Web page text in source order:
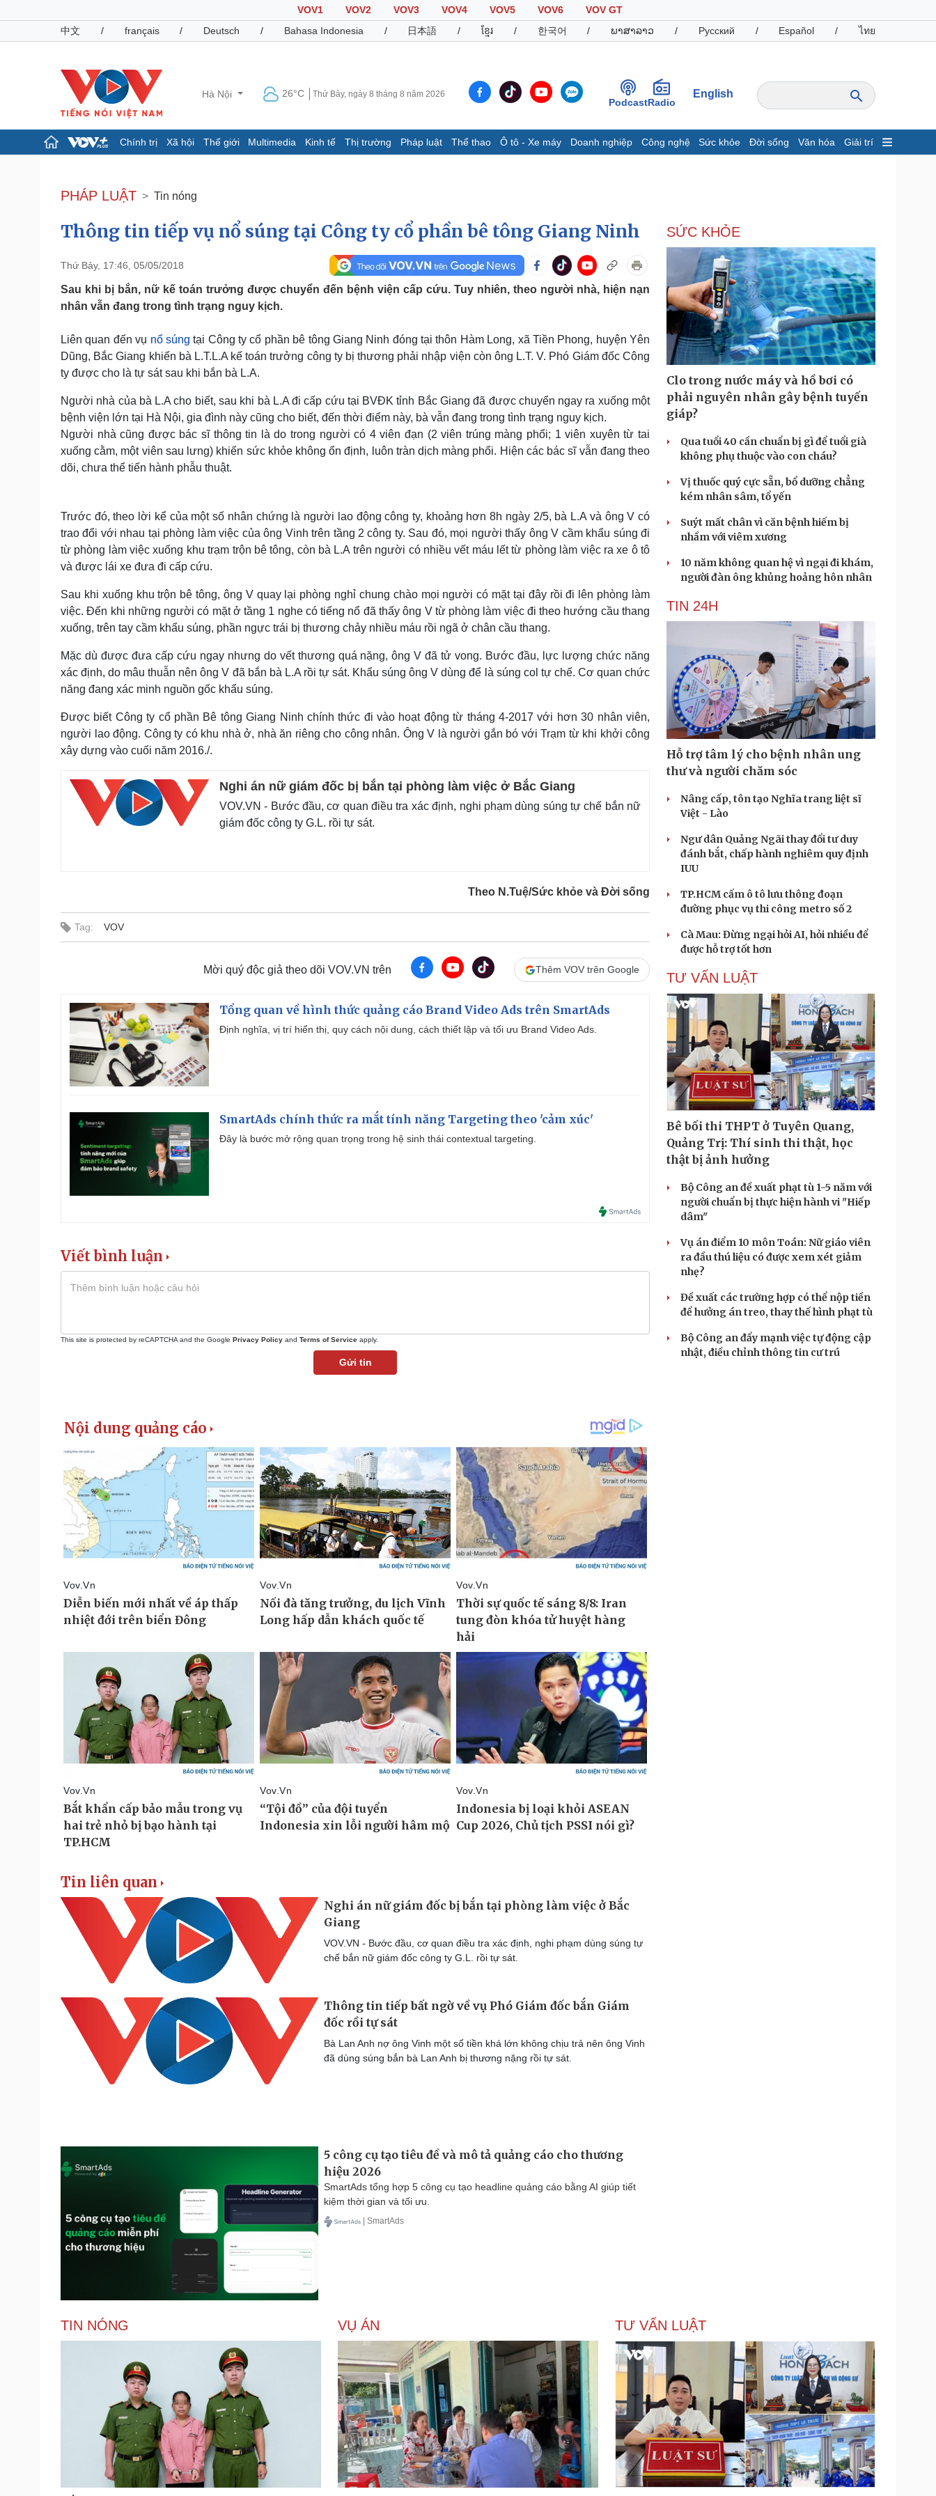
VOV1 VOV2 VOV3 VOV4 VOV5 VOV6
VOV GT
中文
/ français / Deutsch / Bahasa Indonesia / 日本語 / ខ្មែរ / 한국어 / ພາສາລາວ / Русский / Español / ไทย
Hà Nội 26°C Thứ Bảy, ngày 8 tháng 8 năm 2026
PodcastRadio
English
Chính trị Xã hội Thế giới Multimedia Kinh tế Thị trường Pháp luật Thể thao Ô tô - Xe máy Doanh nghiệp Công nghệ Sức khỏe Đời sống Văn hóa Giải trí
Đảng
Tổ chức nhân sự
Nhận diện sự thật
Giáo dục
Dấu ấn VOV
Infographic
Giá cà phê
Pháp luật
Vụ án
Tư vấn luật
Quân sự - Quốc phòng
Vũ khí
Phân tích
Thể thao
Thế giới thể thao
eSports
Hậu trường
Ô tô - Xe máy
Tư vấn
Doanh nghiệp
Thông tin doanh nghiệp
Doanh nghiệp 24h
Doanh nhân
Vì cộng đồng
Công nghệ
Sành điệu
Tin Công nghệ
Trải nghiệm
Chuyển đổi số
Dinh dưỡng - món ngon
Cây thuốc
Sản phụ khoa
Nhi khoa
Nam khoa
Nhà đẹp
Blog
Tình yêu - Gia đình
Sân khấu - Điện ảnh
Văn học
Âm nhạc
Di sản
Nghệ sĩ
Thời trang
Sao Việt
Tư vấn
check-in
Podcast
Câu chuyện thời sự
Cửa sổ tình yêu
Kể chuyện cho bé
Cải chính
PHÁP LUẬT Tin nóng
Thông tin tiếp vụ nổ súng tại Công ty cổ phần bê tông Giang Ninh
Thứ Bảy, 17:46, 05/05/2018
Sau khi bị bắn, nữ kế toán trưởng được chuyển đến bệnh viện cấp cứu. Tuy nhiên, theo người nhà, hiện nạn
nhân vẫn đang trong tình trạng nguy kịch.
Liên quan đến vụ nổ súng tại Công ty cổ phần bê tông Giang Ninh đóng tại thôn Hàm Long, xã Tiền Phong, huyện Yên
Dũng, Bắc Giang khiến bà L.T.L.A kế toán trưởng công ty bị thương phải nhập viện còn ông L.T. V. Phó Giám đốc Công
ty được cho là tự sát sau khi bắn bà L.A.
Người nhà của bà L.A cho biết, sau khi bà L.A đi cấp cứu tại BVĐK tỉnh Bắc Giang đã được chuyển ngay ra xuống một
bệnh viện lớn tại Hà Nội, gia đình này cũng cho biết, đến thời điểm này, bà vẫn đang trong tình trạng nguy kịch.
Người nhà cũng được bác sĩ thông tin là do trong người có 4 viên đạn (2 viên trúng màng phổi; 1 viên xuyên từ tai
xuống cằm, một viên sau lưng) khiến sức khỏe không ổn định, luôn tràn dịch màng phổi. Hiện các bác sĩ vẫn đang theo
dõi, chưa thể tiến hành phẫu thuật.
Trước đó, theo lời kể của một số nhân chứng là người lao động công ty, khoảng hơn 8h ngày 2/5, bà L.A và ông V có
trao đổi với nhau tại phòng làm việc của ông Vinh trên tầng 2 công ty. Sau đó, mọi người thấy ông V cầm khẩu súng đi
từ phòng làm việc xuống khu trạm trộn bê tông, còn bà L.A trên người có nhiều vết máu lết từ phòng làm việc ra xe ô tô
và được lái xe đưa đi cấp cứu.
Sau khi xuống khu trộn bê tông, ông V quay lại phòng nghỉ chung chào mọi người có mặt tại đây rồi đi lên phòng làm
việc. Đến khi những người có mặt ở tầng 1 nghe có tiếng nổ đã thấy ông V từ phòng làm việc đi theo hướng cầu thang
xuống, trên tay cầm khẩu súng, phần ngực trái bị thương chảy nhiều máu rồi ngã ở chân cầu thang.
Mặc dù được đưa cấp cứu ngay nhưng do vết thương quá nặng, ông V đã tử vong. Bước đầu, lực lượng chức năng
xác định, do mâu thuẫn nên ông V đã bắn bà L.A rồi tự sát. Khẩu súng ông V dùng để là súng col tự chế. Cơ quan chức
năng đang xác minh nguồn gốc khẩu súng.
Được biết Công ty cổ phần Bê tông Giang Ninh chính thức đi vào hoạt động từ tháng 4-2017 với hơn 30 nhân viên,
người lao động. Công ty có khu nhà ở, nhà ăn riêng cho công nhân. Ông V là người gắn bó với Trạm từ khi khởi công
xây dựng vào cuối năm 2016./.
Nghi án nữ giám đốc bị bắn tại phòng làm việc ở Bắc Giang
VOV.VN - Bước đầu, cơ quan điều tra xác định, nghi phạm dùng súng tự chế bắn nữ
giám đốc công ty G.L. rồi tự sát.
Theo N.Tuệ/Sức khỏe và Đời sống
Tag: VOV
Mời quý độc giả theo dõi VOV.VN trên Thêm VOV trên Google
Tổng quan về hình thức quảng cáo Brand Video Ads trên SmartAds
Định nghĩa, vị trí hiển thị, quy cách nội dung, cách thiết lập và tối ưu Brand Video Ads.
SmartAds chính thức ra mắt tính năng Targeting theo 'cảm xúc'
Đây là bước mở rộng quan trọng trong hệ sinh thái contextual targeting.
Viết bình luận
This site is protected by reCAPTCHA and the Google Privacy Policy and Terms of Service apply.
Gửi tin
Tin liên quan
Nghi án nữ giám đốc bị bắn tại phòng làm việc ở Bắc
Giang
VOV.VN - Bước đầu, cơ quan điều tra xác định, nghi phạm dùng súng tự
chế bắn nữ giám đốc công ty G.L. rồi tự sát.
Thông tin tiếp bất ngờ về vụ Phó Giám đốc bắn Giám
đốc rồi tự sát
Bà Lan Anh nợ ông Vinh một số tiền khá lớn không chịu trả nên ông Vinh
đã dùng súng bắn bà Lan Anh bị thương nặng rồi tự sát.
5 công cụ tạo tiêu đề và mô tả quảng cáo cho thương
hiệu 2026
SmartAds tổng hợp 5 công cụ tạo headline quảng cáo bằng AI giúp tiết
kiệm thời gian và tối ưu.
| SmartAds
SỨC KHỎE
Clo trong nước máy và hồ bơi có
phải nguyên nhân gây bệnh tuyến
giáp?
Qua tuổi 40 cần chuẩn bị gì để tuổi già
không phụ thuộc vào con cháu?
Vị thuốc quý cực sẵn, bổ dưỡng chẳng
kém nhân sâm, tổ yến
Suýt mất chân vì căn bệnh hiếm bị
nhầm với viêm xương
10 năm không quan hệ vì ngại đi khám,
người đàn ông khủng hoảng hôn nhân
TIN 24H
Hỗ trợ tâm lý cho bệnh nhân ung
thư và người chăm sóc
Nâng cấp, tôn tạo Nghĩa trang liệt sĩ
Việt - Lào
Ngư dân Quảng Ngãi thay đổi tư duy
đánh bắt, chấp hành nghiêm quy định
IUU
TP.HCM cấm ô tô lưu thông đoạn
đường phục vụ thi công metro số 2
Cà Mau: Đừng ngại hỏi AI, hỏi nhiều để
được hỗ trợ tốt hơn
TƯ VẤN LUẬT
Bê bối thi THPT ở Tuyên Quang,
Quảng Trị: Thí sinh thi thật, học
thật bị ảnh hưởng
Bộ Công an đề xuất phạt tù 1-5 năm với
người chuẩn bị thực hiện hành vi "Hiếp
dâm"
Vụ án điểm 10 môn Toán: Nữ giáo viên
ra đầu thú liệu có được xem xét giảm
nhẹ?
Đề xuất các trường hợp có thể nộp tiền
để hưởng án treo, thay thế hình phạt tù
Bộ Công an đẩy mạnh việc tự động cập
nhật, điều chỉnh thông tin cư trú
TIN NÓNG VỤ ÁN TƯ VẤN LUẬT